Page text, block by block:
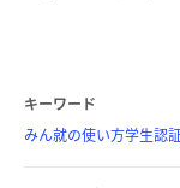
キーワード
みん就の使い方学生認